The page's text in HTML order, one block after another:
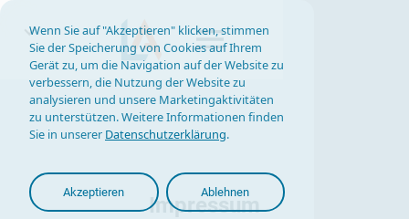
Wenn Sie auf "Akzeptieren" klicken, stimmen
Sie der Speicherung von Cookies auf Ihrem
Gerät zu, um die Navigation auf der Website zu
verbessern, die Nutzung der Website zu
analysieren und unsere Marketingaktivitäten
zu unterstützen. Weitere Informationen finden
Sie in unserer Datenschutzerklärung.
Akzeptieren Ablehnen
Impressum